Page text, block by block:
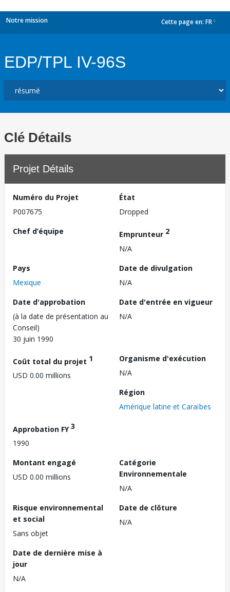
Notre mission Cette page en: FR
EDP/TPL IV-96S
Clé Détails
Projet Détails
Numéro du Projet
P007675
État
Dropped
Chef d’équipe
Emprunteur 2
N/A
Pays
Mexique
Date de divulgation
N/A
Date d'approbation
(à la date de présentation au
Conseil)
30 juin 1990
Date d'entrée en vigueur
N/A
Coût total du projet 1
USD 0.00 millions
Organisme d'exécution
N/A
Région
Amérique latine et Caraïbes
Approbation FY3
1990
Montant engagé
USD 0.00 millions
Catégorie
Environnementale
N/A
Risque environnemental
et social
Sans objet
Date de clôture
N/A
Date de dernière mise à
jour
N/A